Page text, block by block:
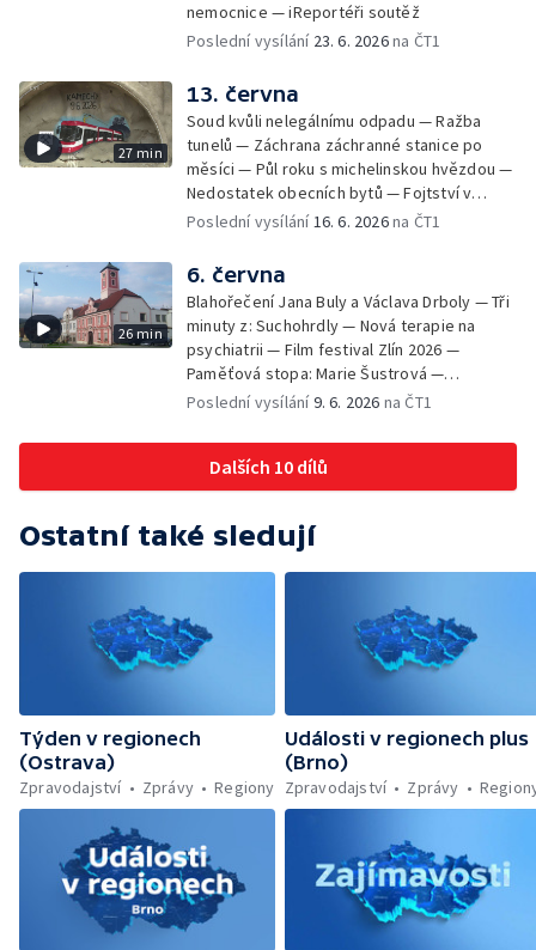
nemocnice — iReportéři soutěž
Poslední vysílání 23. 6. 2026na ČT1
27 min
13. června
Soud kvůli nelegálnímu odpadu — Ražba
tunelů — Záchrana záchranné stanice po
měsíci — Půl roku s michelinskou hvězdou —
Nedostatek obecních bytů — Fojtství v
Jasenné — iReportéři soutěž
Poslední vysílání16. 6. 2026na ČT1
26 min
6. června
Blahořečení Jana Buly a Václava Drboly — Tři
minuty z: Suchohrdly — Nová terapie na
psychiatrii — Film festival Zlín 2026 —
Paměťová stopa: Marie Šustrová —
iReportéři soutěž — Bez komentáře:
Poslední vysílání9. 6. 2026 na ČT1
Dalších 10 dílů
Ostatní také sledují
Týden v regionech
(Ostrava)
Zpravodajství
Zprávy Regiony
Události v regionech plus
(Brno)
Zpravodajství
Zprávy